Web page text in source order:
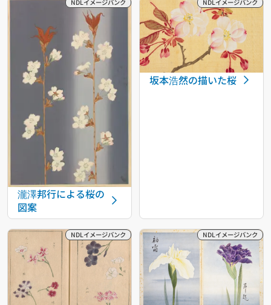
瀧澤邦行による桜の
図案
坂本浩然の描いた桜